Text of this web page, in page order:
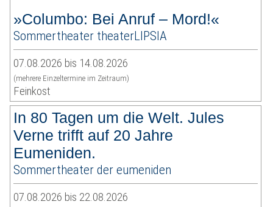
»Columbo: Bei Anruf – Mord!«
Sommertheater theaterLIPSIA
07.08.2026 bis 14.08.2026
(mehrere Einzeltermine im Zeitraum)
Feinkost
In 80 Tagen um die Welt. Jules
Verne trifft auf 20 Jahre
Eumeniden.
Sommertheater der eumeniden
07.08.2026 bis 22.08.2026